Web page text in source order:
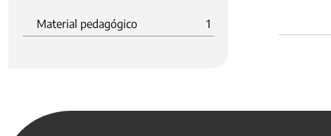
Material pedagógico 1